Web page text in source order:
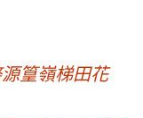
篁嶺梯田花